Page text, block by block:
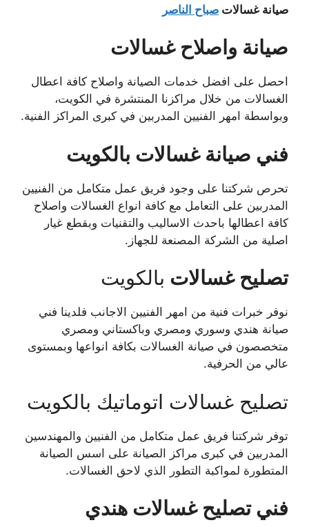
صيانة غسالات صباح الناصر
صيانة واصلاح غسالات
احصل على افضل خدمات الصيانة واصلاح كافة اعطال
الغسالات من خلال مراكزنا المنتشرة في الكويت،
وبواسطة امهر الفنيين المدربين في كبرى المراكز الفنية.
فني صيانة غسالات بالكويت
تحرص شركتنا على وجود فريق عمل متكامل من الفنيين
المدربين على التعامل مع كافة انواع الغسالات واصلاح
كافة اعطالها باحدث الاساليب والتقنيات وبقطع غيار
اصلية من الشركة المصنعة للجهاز.
تصليح غسالات بالكويت
نوفر خبرات فنية من امهر الفنيين الاجانب فلدينا فني
صيانة هندي وسوري ومصري وباكستاني ومصري
متخصصون في صيانة الغسالات بكافة انواعها وبمستوى
عالي من الحرفية.
تصليح غسالات اتوماتيك بالكويت
توفر شركتنا فريق عمل متكامل من الفنيين والمهندسين
المدربين في كبرى مراكز الصيانة على اسس الصيانة
المتطورة لمواكبة التطور الذي لاحق الغسالات.
فني تصليح غسالات هندي